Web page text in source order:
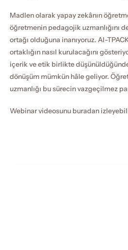
Madlen olarak yapay zekânın
öğretmenin pedagojik uzmanlığını
ortağı olduğuna inanıyoruz. AI-
ortaklığın nasıl kurulacağını
içerik ve etik birlikte
dönüşüm mümkün hâle geliyor.
uzmanlığı bu sürecin vazgeçilmez
Webinar videosunu buradan